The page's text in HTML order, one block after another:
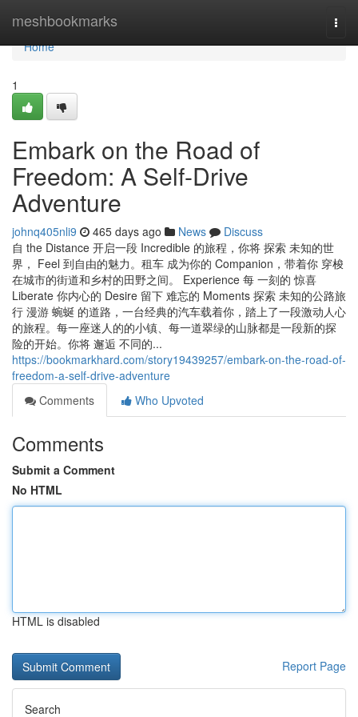
meshbookmarks
Home
Home
1
Embark on the Road of
Freedom: A Self-Drive
Adventure
johnq405nli9 465 days ago News
Discuss
自 the Distance 开启一段 Incredible 的旅程，你将 探索 未知的世
界， Feel 到自由的魅力。租车 成为你的 Companion，带着你 穿梭
在城市的街道和乡村的田野之间。 Experience 每 一刻的 惊喜
Liberate 你内心的 Desire 留下 难忘的 Moments 探索 未知的公路旅
行 漫游 蜿蜒 的道路，一台经典的汽车载着你，踏上了一段激动人心
的旅程。每一座迷人的的小镇、每一道翠绿的山脉都是一段新的探
险的开始。你将 邂逅 不同的...
https://bookmarkhard.com/story19439257/embark-on-the-road-of-
freedom-a-self-drive-adventure
Comments
Who Upvoted
Comments
Submit a Comment
No HTML
HTML is disabled
Report Page
Search